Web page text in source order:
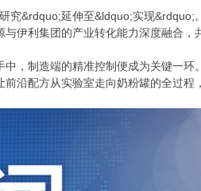
究&rdquo;延伸至&ldquo;实现
伊利集团的产业转化能力深度融合，
，制造端的精准控制便成为关键一
沿配方从实验室走向奶粉罐的全过程